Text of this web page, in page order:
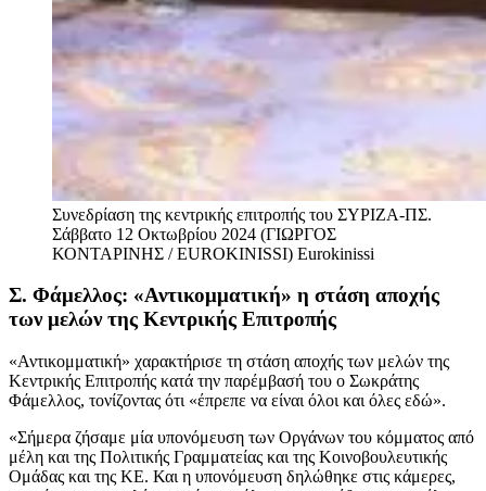
Συνεδρίαση της κεντρικής επιτροπής του ΣΥΡΙΖΑ-ΠΣ.
Σάββατο 12 Οκτωβρίου 2024 (ΓΙΩΡΓΟΣ
ΚΟΝΤΑΡΙΝΗΣ / EUROKINISSI) Eurokinissi
Σ. Φάμελλος: «Αντικομματική» η στάση αποχής
των μελών της Κεντρικής Επιτροπής
«Αντικομματική» χαρακτήρισε τη στάση αποχής των μελών της
Κεντρικής Επιτροπής κατά την παρέμβασή του ο Σωκράτης
Φάμελλος, τονίζοντας ότι «έπρεπε να είναι όλοι και όλες εδώ».
«Σήμερα ζήσαμε μία υπονόμευση των Οργάνων του κόμματος από
μέλη και της Πολιτικής Γραμματείας και της Κοινοβουλευτικής
Ομάδας και της ΚΕ. Και η υπονόμευση δηλώθηκε στις κάμερες,